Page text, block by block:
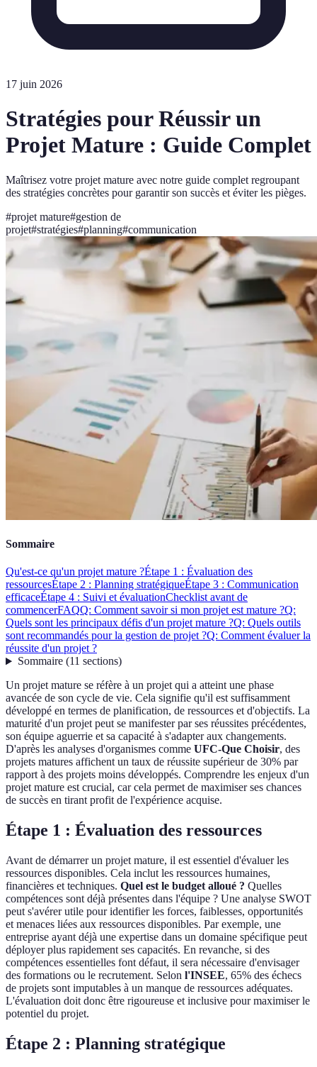
17 juin 2026
Stratégies pour Réussir un
Projet Mature : Guide Complet
Maîtrisez votre projet mature avec notre guide complet regroupant
des stratégies concrètes pour garantir son succès et éviter les pièges.
#projet mature#gestion de
projet#stratégies#planning#communication
Sommaire
Qu'est-ce qu'un projet mature ?Étape 1 : Évaluation des
ressourcesÉtape 2 : Planning stratégiqueÉtape 3 : Communication
efficaceÉtape 4 : Suivi et évaluationChecklist avant de
commencerFAQQ: Comment savoir si mon projet est mature ?Q:
Quels sont les principaux défis d'un projet mature ?Q: Quels outils
sont recommandés pour la gestion de projet ?Q: Comment évaluer la
réussite d'un projet ?
Sommaire(11 sections)
Un projet mature se réfère à un projet qui a atteint une phase
avancée de son cycle de vie. Cela signifie qu'il est suffisamment
développé en termes de planification, de ressources et d'objectifs. La
maturité d'un projet peut se manifester par ses réussites précédentes,
son équipe aguerrie et sa capacité à s'adapter aux changements.
D'après les analyses d'organismes comme UFC-Que Choisir, des
projets matures affichent un taux de réussite supérieur de 30% par
rapport à des projets moins développés. Comprendre les enjeux d'un
projet mature est crucial, car cela permet de maximiser ses chances
de succès en tirant profit de l'expérience acquise.
Étape 1 : Évaluation des ressources
Avant de démarrer un projet mature, il est essentiel d'évaluer les
ressources disponibles. Cela inclut les ressources humaines,
financières et techniques. Quel est le budget alloué ? Quelles
compétences sont déjà présentes dans l'équipe ? Une analyse SWOT
peut s'avérer utile pour identifier les forces, faiblesses, opportunités
et menaces liées aux ressources disponibles. Par exemple, une
entreprise ayant déjà une expertise dans un domaine spécifique peut
déployer plus rapidement ses capacités. En revanche, si des
compétences essentielles font défaut, il sera nécessaire d'envisager
des formations ou le recrutement. Selon l'INSEE, 65% des échecs
de projets sont imputables à un manque de ressources adéquates.
L'évaluation doit donc être rigoureuse et inclusive pour maximiser le
potentiel du projet.
Étape 2 : Planning stratégique